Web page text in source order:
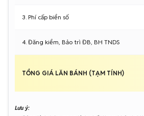
3. Phí cấp biển số
4. Đăng kiểm, Bảo trì ĐB, BH TNDS
TỔNG GIÁ LĂN BÁNH (TẠM TÍNH)
Lưu ý: